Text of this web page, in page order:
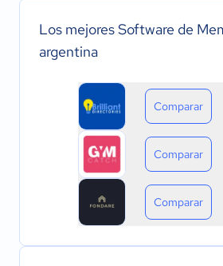
Los mejores Software de
argentina
Comparar
Comparar
Comparar